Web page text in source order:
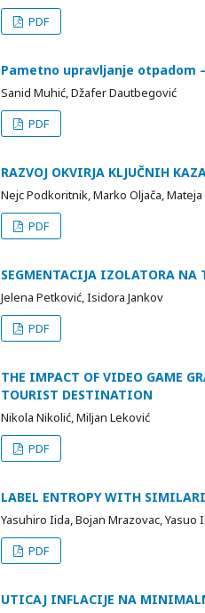
PDF
Pametno upravljanje otpadom
Sanid Muhić, Džafer Dautbegović
PDF
RAZVOJ OKVIRJA KLJUČNIH
Nejc Podkoritnik, Marko Oljača, Mateja
PDF
SEGMENTACIJA IZOLATORA
Jelena Petković, Isidora Jankov
PDF
THE IMPACT OF VIDEO GAME
TOURIST DESTINATION
Nikola Nikolić, Miljan Leković
PDF
LABEL ENTROPY WITH
Yasuhiro Iida, Bojan Mrazovac, Yasuo
PDF
UTICAJ INFLACIJE NA